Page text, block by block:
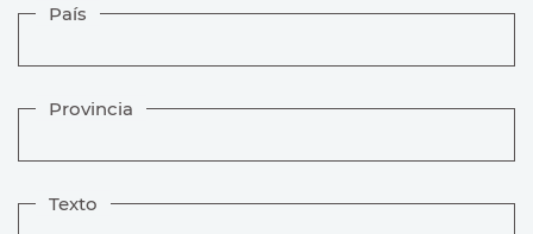
País
Provincia
Texto